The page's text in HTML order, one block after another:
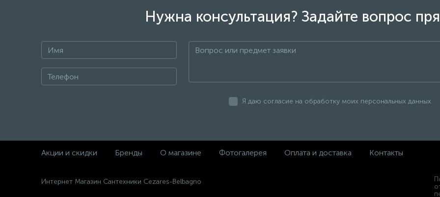
Нужна консультация? Задайте вопрос
+7
Я даю согласие на обработку моих персональных данных
Акции и скидки Бренды О магазине Фотогалерея Оплата и доставка Контакты
Интернет Магазин Сантехники Cezares-Belbagno